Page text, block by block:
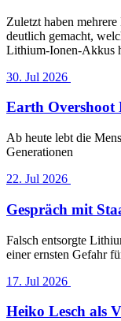
Zuletzt haben
deutlich gemacht,
Lithium-Ionen-Akkus
30. Jul 2026
Earth Overshoot
Ab heute lebt die
Generationen
22. Jul 2026
Gespräch mit
Falsch entsorgte
einer ernsten Gefahr
17. Jul 2026
Heiko Lesch als